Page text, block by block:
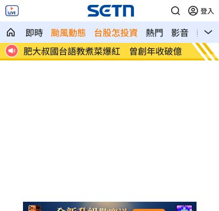
登入
即時 颱風動態 台股怎投資 熱門 影音
熱搜
點
肥大叔國台語教煮菜爆紅 曾創年收破億
阿中
灣